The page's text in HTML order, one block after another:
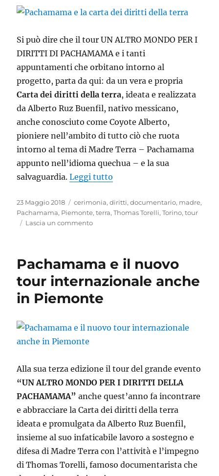
nuove
e
climatici
Si può dire che il tour UN ALTRO MONDO PER I
DIRITTI DI PACHAMAMA e i tanti
appuntamenti che orbitano intorno al
progetto, parta da qui: da un vera e propria
Carta dei diritti della terra, ideata e realizzata
da Alberto Ruz Buenfil, nativo messicano,
anche conosciuto come Coyote Alberto,
pioniere nell’ambito di tutto ciò che ruota
intorno al tema di Madre Terra – Pachamama
appunto nell’idioma quechua – e la sua
salvaguardia.Leggi tutto
Pubblicato
il
23 Maggio 2018 Tag
cerimonia,diritti,documentario, madre,
Pachamama, Piemonte,terra,Thomas Torelli,Torino,tour
Lascia un commentosu
carta
diritti
della
terra
Pachamama e il nuovo
tour internazionale anche
in Piemonte
Alla sua terza edizione il tour del grande evento
“UN ALTRO MONDO PER I DIRITTI DELLA
PACHAMAMA” anche quest’anno fa incontrare
e abbracciare la Carta dei diritti della terra
ideata e promulgata da Alberto Ruz Buenfil,
insieme al suo infaticabile lavoro a sostegno e
difesa di Madre Terra con l’attività e l’impegno
di Thomas Torelli, famoso documentarista che